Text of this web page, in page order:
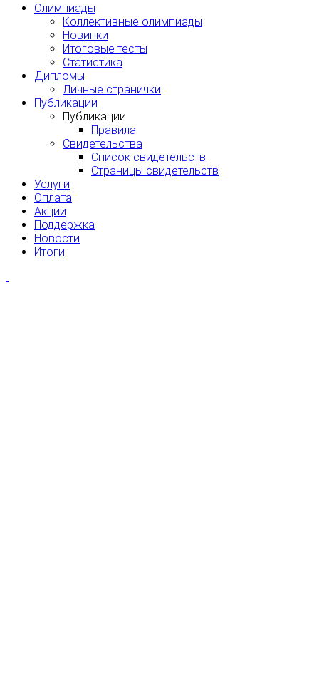
Олимпиады
Коллективные олимпиады
Новинки
Итоговые тесты
Статистика
Дипломы
Личные странички
Публикации
Публикации
Правила
Свидетельства
Список свидетельств
Страницы свидетельств
Услуги
Оплата
Акции
Поддержка
Новости
Итоги